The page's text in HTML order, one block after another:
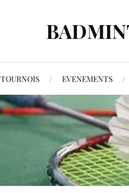
TOURNOIS EVENEMENTS